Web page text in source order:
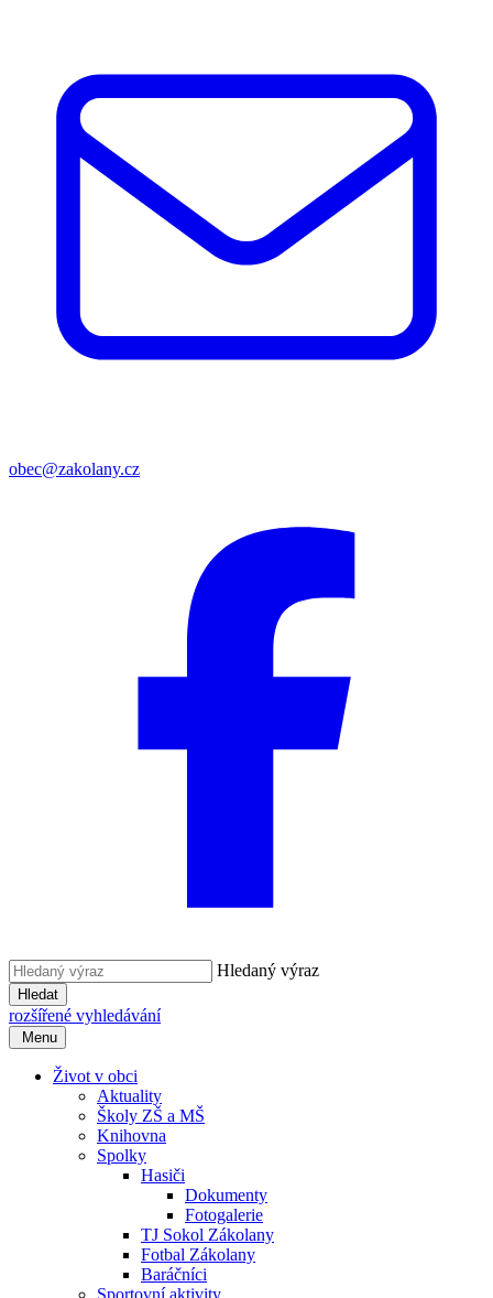
obec@zakolany.cz
Hledaný výraz
Hledat
rozšířené vyhledávání
Menu
Život v obci
Aktuality
Školy ZŠ a MŠ
Knihovna
Spolky
Hasiči
Dokumenty
Fotogalerie
TJ Sokol Zákolany
Fotbal Zákolany
Baráčníci
Sportovní aktivity